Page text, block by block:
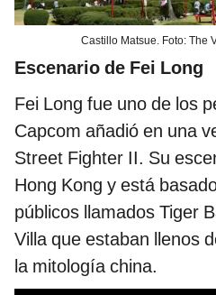
Castillo Matsue. Foto: The
Escenario de Fei Long
Fei Long fue uno de los
Capcom añadió en una
Street Fighter II. Su
Hong Kong y está
públicos llamados Tiger
Villa que estaban llenos
la mitología china.